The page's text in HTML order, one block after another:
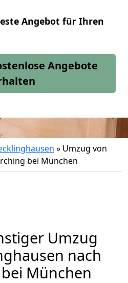
Angebot für Ihren
Angebote
» Umzug von
bei München
Umzug
nach
München